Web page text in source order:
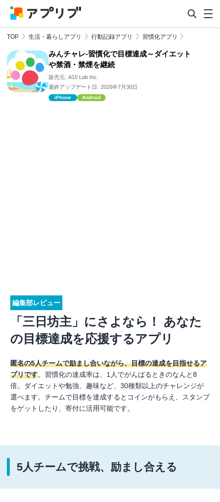
TOP 生活・暮らしアプリ 行動記録アプリ 習慣化アプリ
みんチャレ-習慣化で目標達成～ダイエット
や禁酒・禁煙を継続
販売元: A10 Lab Inc.
最終アップデート日: 2026年7月30日
iPhone Android
編集部レビュー
「三日坊主」にさよなら！ あなた
の目標達成を応援するアプリ
匿名の5人チームで励まし合いながら、目標の達成を目指せるア
プリです。習慣化の達成率は、1人でがんばるときのなんと8
倍。ダイエットや勉強、趣味など、30種類以上のチャレンジが
選べます。チームで目標を達成するとコインがもらえ、スタンプ
をゲットしたり、寄付に活用可能です。
5人チームで挑戦、励まし合える